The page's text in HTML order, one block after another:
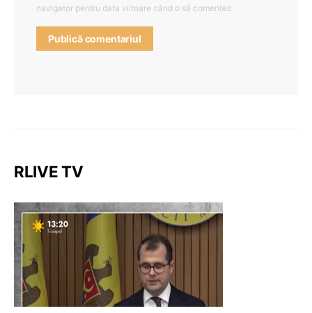
navigator pentru data viitoare când o să comentez.
RLIVE TV